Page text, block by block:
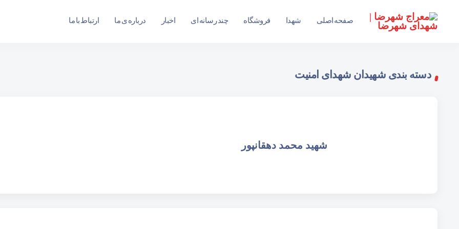
سایت جامع شهدای شهرستان شهرضا
صفحه اصلی شهدا فروشگاه چند رسانه ای اخبار درباره ی ما ارتباط با ما
دسته بندی شهیدان شهدای امنیت
شهید محمد دهقانپور